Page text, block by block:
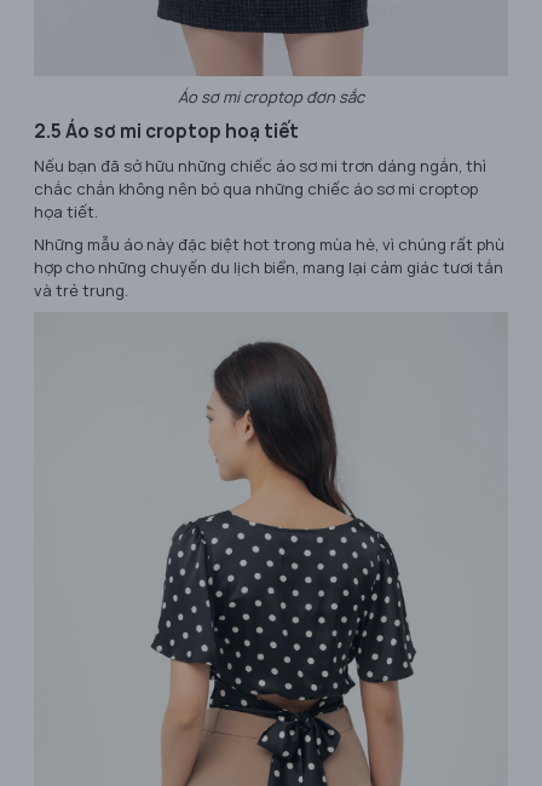
Áo sơ mi croptop đơn sắc
2.5 Áo sơ mi croptop hoạ tiết
Nếu bạn đã sở hữu những chiếc áo sơ mi trơn dáng ngắn, thì
chắc chắn không nên bỏ qua những chiếc áo sơ mi croptop
họa tiết.
Những mẫu áo này đặc biệt hot trong mùa hè, vì chúng rất phù
hợp cho những chuyến du lịch biển, mang lại cảm giác tươi tắn
và trẻ trung.